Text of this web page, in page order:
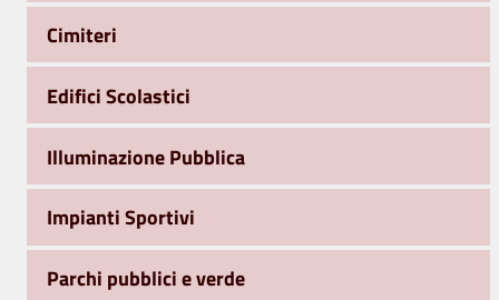
Cimiteri
Edifici Scolastici
Illuminazione Pubblica
Impianti Sportivi
Parchi pubblici e verde